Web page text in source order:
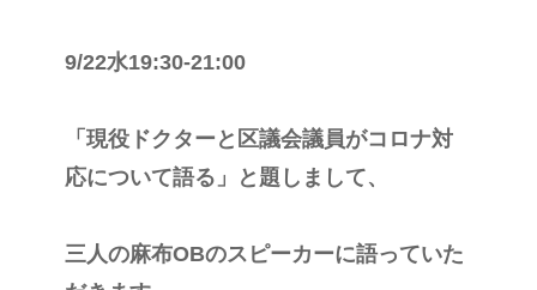
9/22水19:30-21:00
「現役ドクターと区議会議員がコロナ対
応について語る」と題しまして、
三人の麻布OBのスピーカーに語っていた